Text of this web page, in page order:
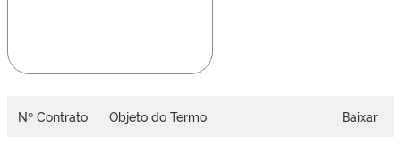
Nº Contrato Objeto do Termo Baixar